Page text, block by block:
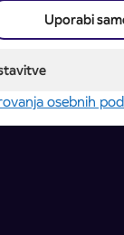
Uporabi
osebnih